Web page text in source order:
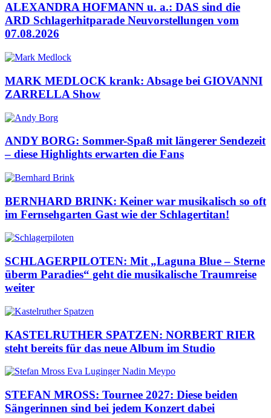
ALEXANDRA HOFMANN u. a.: DAS sind die
ARD Schlagerhitparade Neuvorstellungen vom
07.08.2026
MARK MEDLOCK krank: Absage bei GIOVANNI
ZARRELLA Show
ANDY BORG: Sommer-Spaß mit längerer Sendezeit
– diese Highlights erwarten die Fans
BERNHARD BRINK: Keiner war musikalisch so oft
im Fernsehgarten Gast wie der Schlagertitan!
SCHLAGERPILOTEN: Mit „Laguna Blue – Sterne
überm Paradies“ geht die musikalische Traumreise
weiter
KASTELRUTHER SPATZEN: NORBERT RIER
steht bereits für das neue Album im Studio
STEFAN MROSS: Tournee 2027: Diese beiden
Sängerinnen sind bei jedem Konzert dabei